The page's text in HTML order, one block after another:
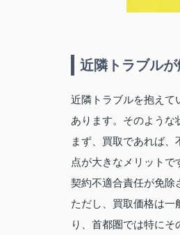
近隣トラブル
近隣トラブルを抱えて
あります。そのような
まず、買取であれば
点が大きなメリット
契約不適合責任が免除
ただし、買取価格は一
り、首都圏では特に